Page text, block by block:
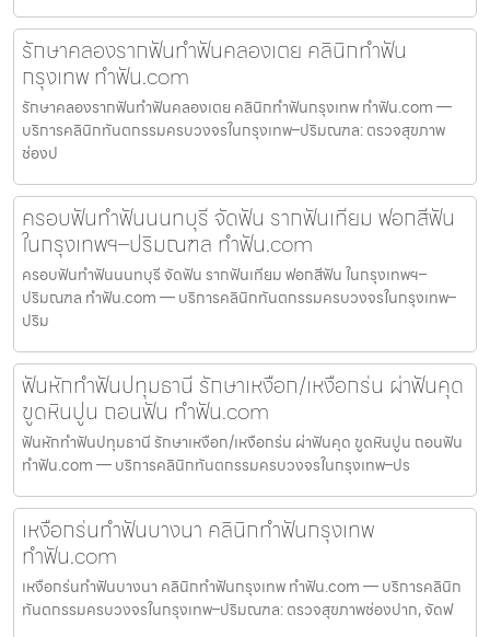
รักษาคลองรากฟันทำฟันคลองเตย คลินิกทำฟัน
กรุงเทพ ทำฟัน.com
รักษาคลองรากฟันทำฟันคลองเตย คลินิกทำฟันกรุงเทพ ทำฟัน.com —
บริการคลินิกทันตกรรมครบวงจรในกรุงเทพ–ปริมณฑล: ตรวจสุขภาพ
ช่องป
ครอบฟันทำฟันนนทบุรี จัดฟัน รากฟันเทียม ฟอกสีฟัน
ในกรุงเทพฯ–ปริมณฑล ทำฟัน.com
ครอบฟันทำฟันนนทบุรี จัดฟัน รากฟันเทียม ฟอกสีฟัน ในกรุงเทพฯ–
ปริมณฑล ทำฟัน.com — บริการคลินิกทันตกรรมครบวงจรในกรุงเทพ–
ปริม
ฟันหักทำฟันปทุมธานี รักษาเหงือก/เหงือกร่น ผ่าฟันคุด
ขูดหินปูน ถอนฟัน ทำฟัน.com
ฟันหักทำฟันปทุมธานี รักษาเหงือก/เหงือกร่น ผ่าฟันคุด ขูดหินปูน ถอนฟัน
ทำฟัน.com — บริการคลินิกทันตกรรมครบวงจรในกรุงเทพ–ปร
เหงือกร่นทำฟันบางนา คลินิกทำฟันกรุงเทพ
ทำฟัน.com
เหงือกร่นทำฟันบางนา คลินิกทำฟันกรุงเทพ ทำฟัน.com — บริการคลินิก
ทันตกรรมครบวงจรในกรุงเทพ–ปริมณฑล: ตรวจสุขภาพช่องปาก, จัดฟ